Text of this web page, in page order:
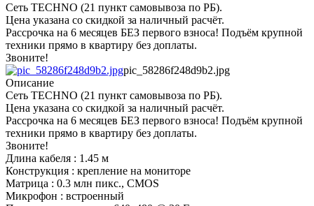
Сеть TECHNO (21 пункт самовывоза по РБ).
Цена указана со скидкой за наличный расчёт.
Рассрочка на 6 месяцев БЕЗ первого взноса! Подъём крупной
техники прямо в квартиру без доплаты.
Звоните!
pic_58286f248d9b2.jpg
Описание
Сеть TECHNO (21 пункт самовывоза по РБ).
Цена указана со скидкой за наличный расчёт.
Рассрочка на 6 месяцев БЕЗ первого взноса! Подъём крупной
техники прямо в квартиру без доплаты.
Звоните!
Длина кабеля : 1.45 м
Конструкция : крепление на мониторе
Матрица : 0.3 млн пикс., CMOS
Микрофон : встроенный